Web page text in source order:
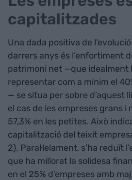
capitalitzades
Una dada positiva de
darrers anys és l’enfortiment
patrimoni net —que idealment
representar com a mínim el
— se situa per sobre d’aquest
el cas de les empreses grans i
57,3% en les petites. Això
capitalització del teixit
2). Paral·lelament, s’ha reduït
que ha millorat la solidesa
en el 25% d’empreses amb